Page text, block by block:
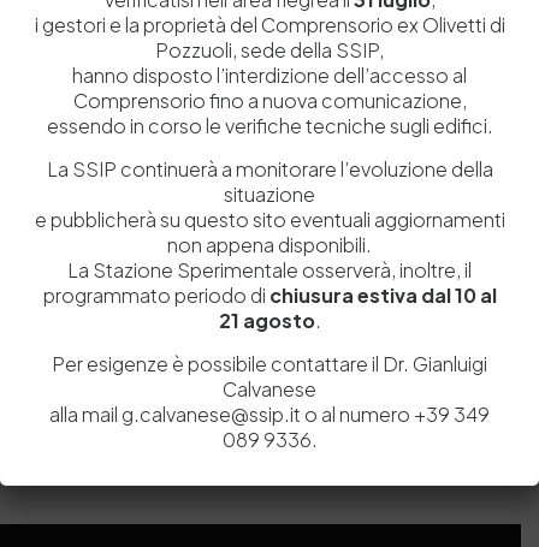
Salva il mio nome, email e sito web in questo browser per la
prossima volta che commento.
Post Comment
i gestori e la proprietà del Comprensorio ex Olivetti di
Pozzuoli, sede della SSIP,
hanno disposto l’interdizione dell’accesso al
Comprensorio fino a nuova comunicazione,
essendo in corso le verifiche tecniche sugli edifici.
La SSIP continuerà a monitorare l’evoluzione della
situazione
e pubblicherà su questo sito eventuali aggiornamenti
non appena disponibili.
La Stazione Sperimentale osserverà, inoltre, il
programmato periodo di chiusura estiva dal 10 al
21 agosto.
Per esigenze è possibile contattare il Dr. Gianluigi
Calvanese
alla mail g.calvanese@ssip.it o al numero +39 349
089 9336.